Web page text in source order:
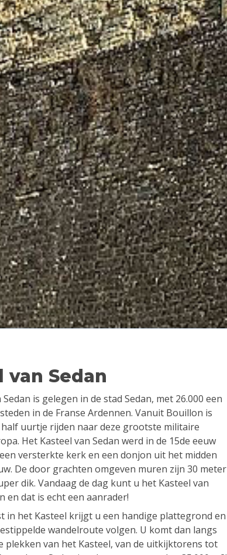
van Sedan
is gelegen in de stad Sedan, met 26.000 een
in de Franse Ardennen. Vanuit Bouillon is
uurtje rijden naar deze grootste militaire
Het Kasteel van Sedan werd in de 15de eeuw
versterkte kerk en een donjon uit het midden
De door grachten omgeven muren zijn 30 meter
dik. Vandaag de dag kunt u het Kasteel van
en dat is echt een aanrader!
in het Kasteel krijgt u een handige plattegrond en
wandelroute volgen. U komt dan langs
plekken van het Kasteel, van de uitkijktorens tot